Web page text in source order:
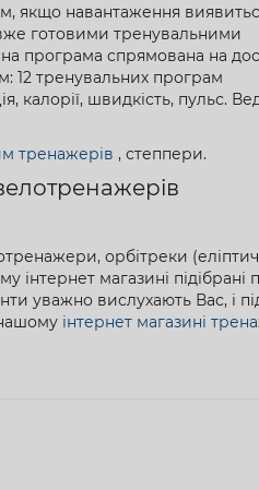
якщо навантаження
готовими тренувальними
програма спрямована на
12 тренувальних програм
швидкість, пульс.
тренажерів , степпери.
орбітреки
інтернет магазині підібрані
уважно вислухають Вас, і
інтернет магазині